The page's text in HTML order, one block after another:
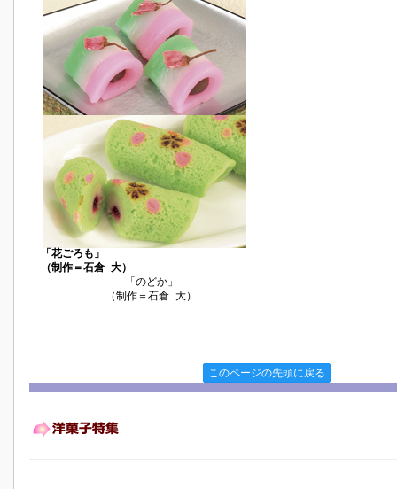
「花ごろも」
（制作＝石倉 大）
「のどか」
（制作＝石倉 大）
このページの先頭に戻る